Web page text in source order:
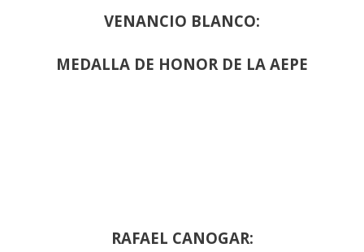
VENANCIO BLANCO:
MEDALLA DE HONOR DE LA AEPE
RAFAEL CANOGAR: